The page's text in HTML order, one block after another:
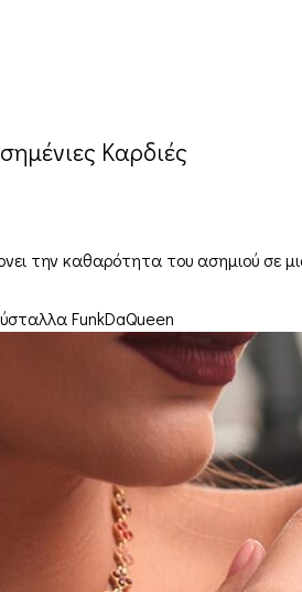
Καρδιές
την καθαρότητα του ασημιού σε